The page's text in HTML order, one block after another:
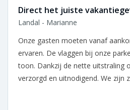
Direct het juiste
Landal - Marianne
Onze gasten moeten vanaf
ervaren. De vlaggen bij onze
toon. Dankzij de nette uitstraling
verzorgd en uitnodigend. We zijn